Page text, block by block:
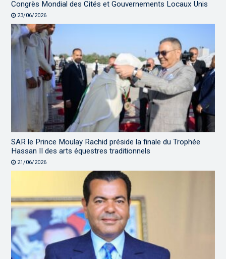
Congrès Mondial des Cités et Gouvernements Locaux Unis
23/06/2026
SAR le Prince Moulay Rachid préside la finale du Trophée
Hassan II des arts équestres traditionnels
21/06/2026